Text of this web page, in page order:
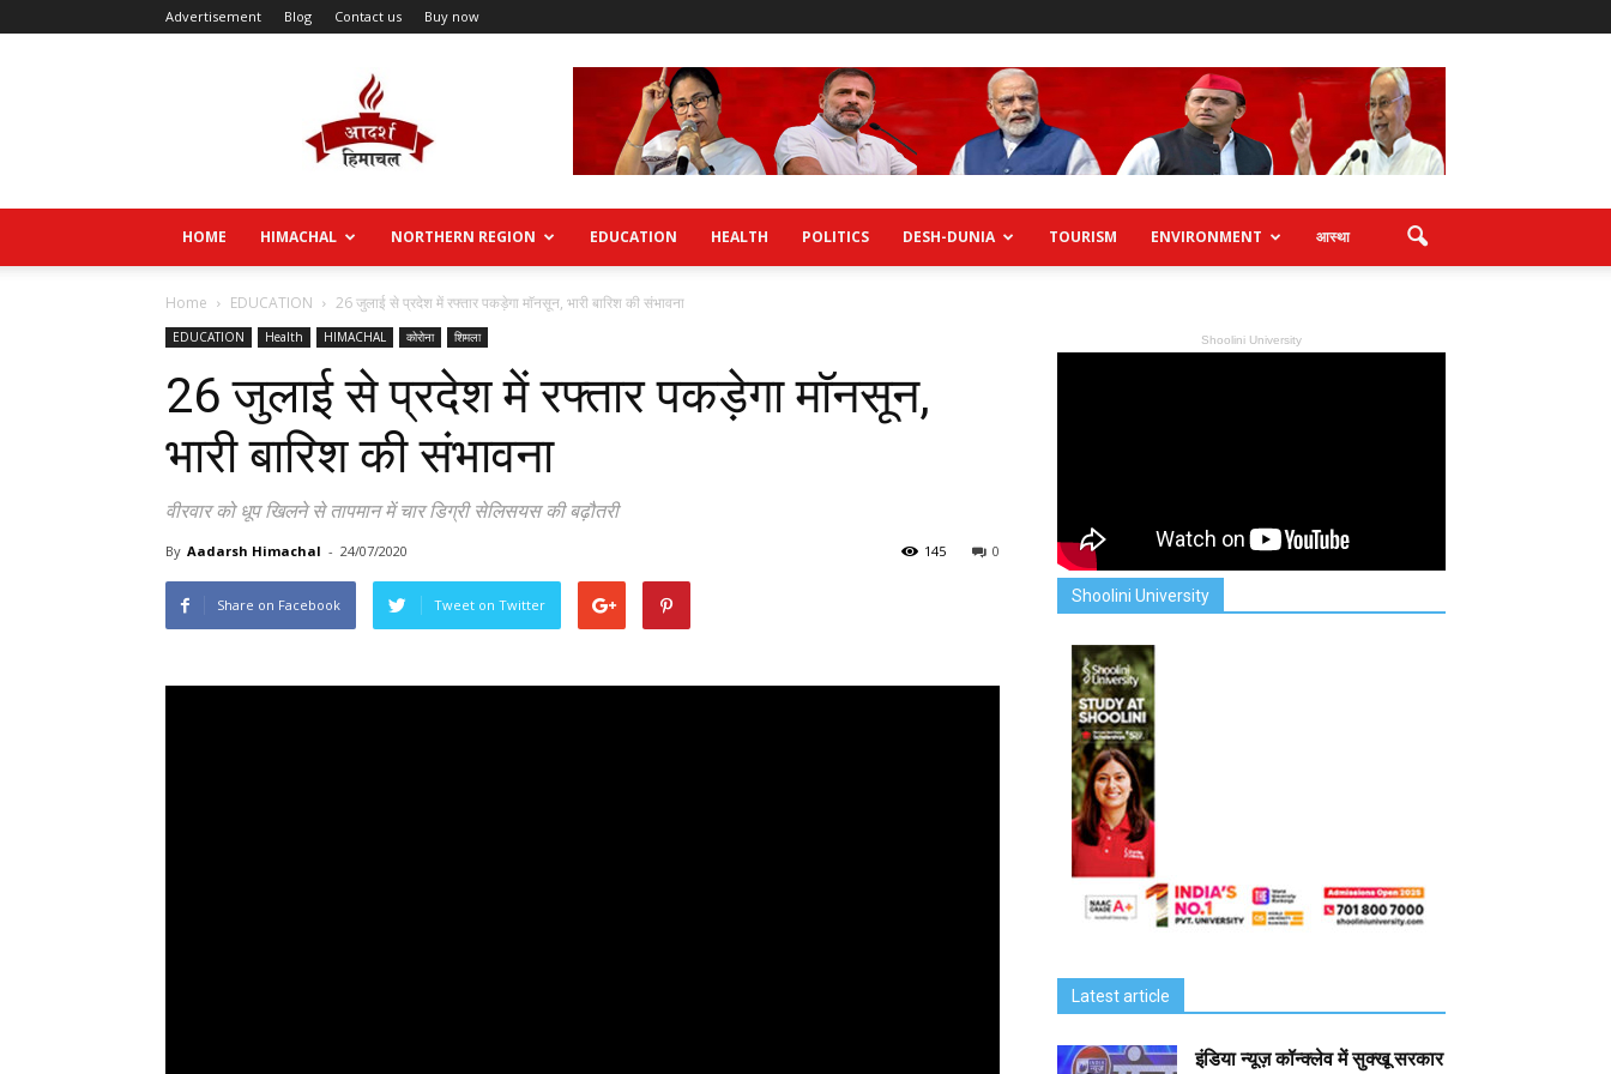
Advertisement Blog Contact us Buy now
HOME HIMACHAL NORTHERN REGION EDUCATION HEALTH POLITICS DESH-DUNIA TOURISM ENVIRONMENT आस्था
Home EDUCATION 26 जुलाई से प्रदेश में रफ्तार पकड़ेगा माॅनसून, भारी बारिश की संभावना
EDUCATION Health HIMACHAL कोरोना शिमला
26 जुलाई से प्रदेश में रफ्तार पकड़ेगा माॅनसून,
भारी बारिश की संभावना
वीरवार को धूप खिलने से तापमान में चार डिग्री सेलिसयस की बढ़ौतरी
By Aadarsh Himachal - 24/07/2020 0
145
Share on Facebook Tweet on Twitter
Shoolini University
Shoolini University
Latest article
इंडिया न्यूज़ कॉन्क्लेव में सुक्खू सरकार